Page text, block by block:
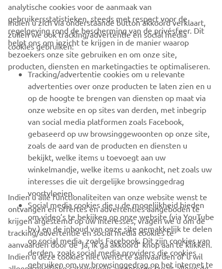
CORPORATE
BUSINESS
MEER YAMAHA
SUPPORT
NIEUWSBRIEF
Wees de eerste die meer te weten komt over de nieuwste deals,
speciale evenementen, nieuwe producten en nog veel meer
ABONNEREN
Lees ons privacybeleid om te leren hoe we uw persoonlijke
analytische cookies voor de aanmaak van
gebruikersstatistieken, steeds met respect voor de
regelgeving rond de bescherming van de privésfeer. Dit
helpt ons om inzicht te krijgen in de manier waarop
bezoekers onze site gebruiken en om onze site,
producten, diensten en marketingacties te optimaliseren.
Indien u zich via onderstaande button akkoord verklaart,
zullen we ook tracking/advertentie en social media
cookies gebruiken:
Tracking/advertentie cookies om u relevante
advertenties over onze producten te laten zien en u
op de hoogte te brengen van diensten op maat via
onze website en op sites van derden, met inbegrip
van social media platformen zoals Facebook,
gebaseerd op uw browsinggewoonten op onze site,
zoals de aard van de producten en diensten u
bekijkt, welke items u toevoegt aan uw
winkelmandje, welke items u aankocht, net zoals uw
interesses die uit dergelijke browsinggedrag
voortvloeien.
Social media cookies die u de mogelijkheid bieden
om video’s te bekijken op onze website (via YouTube
bv.) en de inhoud van onze site gemakkelijk te delen
op social media, zoals Facebook. Dit zijn cookies van
derden, zoals social media providers die cookies
gebruiken om uw browsinggedrag op het internet te
Indien u alle functionaliteiten van onze website wenst te
ontvangen en offertes en advertenties aangeboden te
krijgen afgestemd op uw interesses, vragen we u om de
tracking/advertentie en social media cookies te
aanvaarden door de ‘ja, ik ga akkoord’ knop aan te klikken.
Indien u deze cookies niet wenst te aanvaarden of u wil